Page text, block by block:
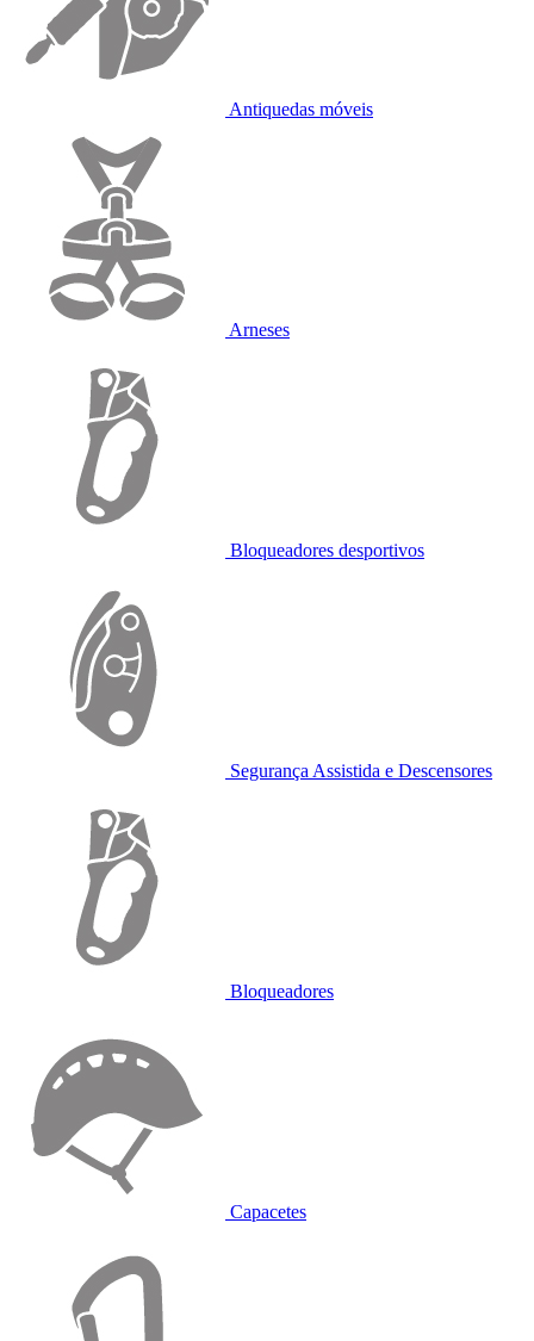
Antiquedas móveis
Arneses
Bloqueadores desportivos
Segurança Assistida e Descensores
Bloqueadores
Capacetes